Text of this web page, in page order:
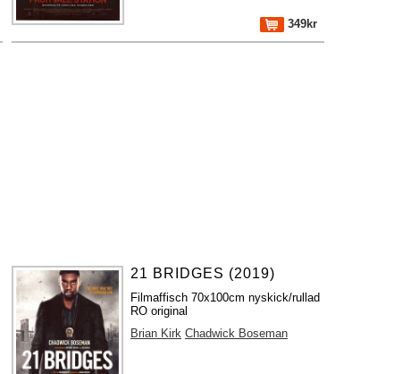
349kr
21 BRIDGES (2019)
Filmaffisch 70x100cm nyskick/rullad
RO original
Brian Kirk Chadwick Boseman